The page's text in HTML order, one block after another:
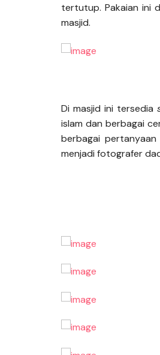
tertutup. Pakaian ini
masjid.
Di masjid ini tersedia
islam dan berbagai
berbagai
menjadi fotografer